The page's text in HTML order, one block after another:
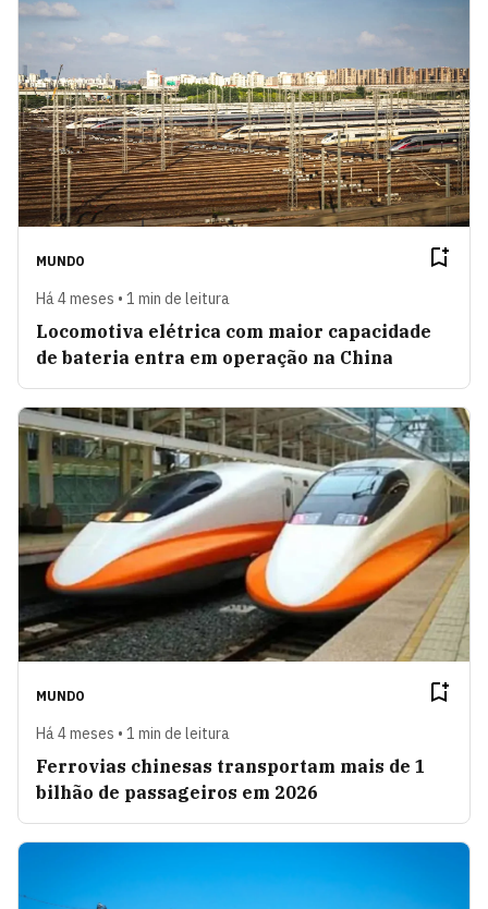
MUNDO
Há 4 meses • 1 min de leitura
Locomotiva elétrica com maior capacidade
de bateria entra em operação na China
MUNDO
Há 4 meses • 1 min de leitura
Ferrovias chinesas transportam mais de 1
bilhão de passageiros em 2026